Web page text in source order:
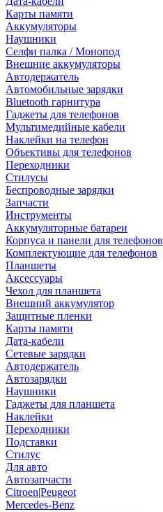
Карты памяти
Аккумуляторы
Наушники
Селфи палка / Монопод
Внешние аккумуляторы
Автодержатель
Автомобильные зарядки
Bluetooth гарнитура
Гаджеты для телефонов
Мультимедийные кабели
Наклейки на телефон
Объективы для телефонов
Переходники
Стилусы
Беспроводные зарядки
Запчасти
Инструменты
Аккумуляторные батареи
Корпуса и панели для телефонов
Комплектующие для телефонов
Планшеты
Аксессуары
Чехол для планшета
Внешний аккумулятор
Защитные пленки
Карты памяти
Дата-кабели
Сетевые зарядки
Автодержатель
Автозарядки
Наушники
Гаджеты для планшета
Наклейки
Переходники
Подставки
Стилус
Для авто
Автозапчасти
Citroen|Peugeot
Mercedes-Benz